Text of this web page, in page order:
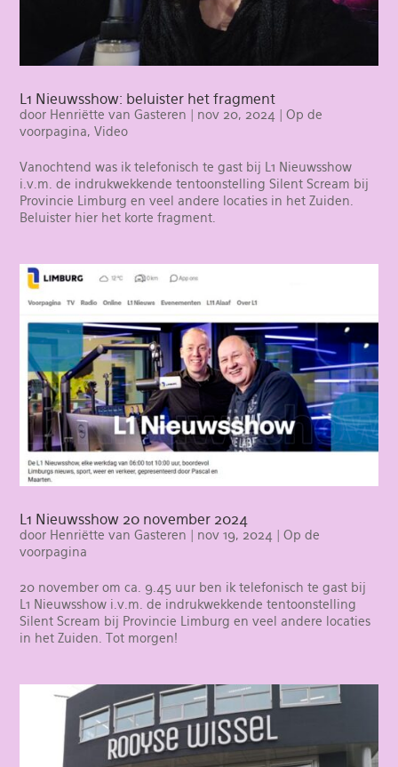
L1 Nieuwsshow: beluister het fragment
door Henriëtte van Gasteren nov 20, 2024 |Op de
voorpagina,Video
Vanochtend was ik telefonisch te gast bij L1 Nieuwsshow
i.v.m. de indrukwekkende tentoonstelling Silent Scream bij
Provincie Limburg en veel andere locaties in het Zuiden.
Beluister hier het korte fragment.
L1 Nieuwsshow 20 november 2024
door Henriëtte van Gasteren nov 19, 2024 |Op de
voorpagina
20 november om ca. 9.45 uur ben ik telefonisch te gast bij
L1 Nieuwsshow i.v.m. de indrukwekkende tentoonstelling
Silent Scream bij Provincie Limburg en veel andere locaties
in het Zuiden. Tot morgen!